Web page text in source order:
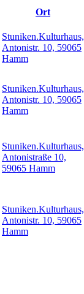
Ort
Stuniken.Kulturhaus,
Antonistr. 10, 59065
Hamm
Stuniken.Kulturhaus,
Antonistr. 10, 59065
Hamm
Stuniken.Kulturhaus,
Antonistraße 10,
59065 Hamm
Stuniken.Kulturhaus,
Antonistr. 10, 59065
Hamm